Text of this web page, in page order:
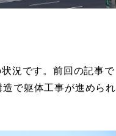
況です。前回の記事で
で躯体工事が進められ